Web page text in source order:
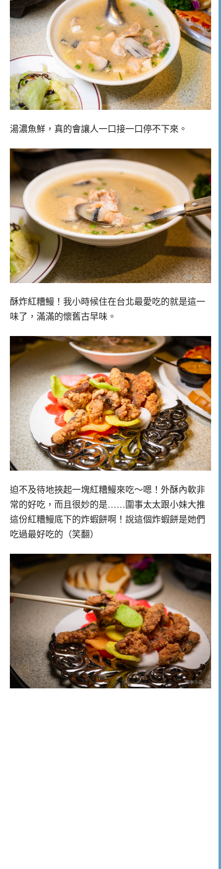
湯濃魚鮮，真的會讓人一口接一口停不下來。
酥炸紅糟鰻！我小時候住在台北最愛吃的就是這一
味了，滿滿的懷舊古早味。
迫不及待地挾起一塊紅糟鰻來吃～嗯！外酥內軟非
常的好吃，而且很妙的是……圍事太太跟小妹大推
這份紅糟鰻底下的炸蝦餅啊！說這個炸蝦餅是她們
吃過最好吃的（笑翻）